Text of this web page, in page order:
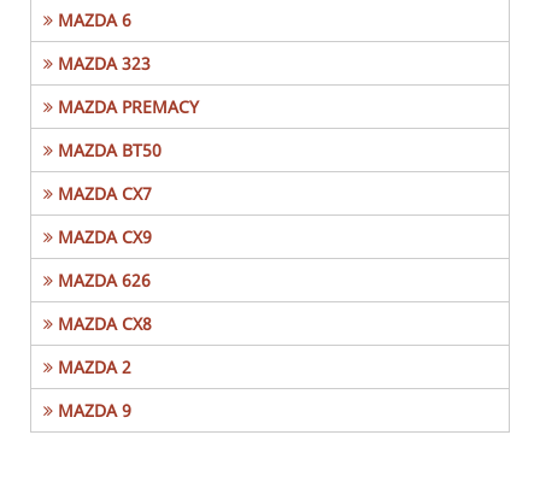
MAZDA 6
MAZDA 323
MAZDA PREMACY
MAZDA BT50
MAZDA CX7
MAZDA CX9
MAZDA 626
MAZDA CX8
MAZDA 2
MAZDA 9